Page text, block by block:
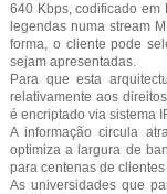
640 Kbps, codificado em
legendas numa stream
forma, o cliente pode
sejam apresentadas.
Para que esta
relativamente aos
é encriptado via sistema
A informação circula
optimiza a largura de
para centenas de
As universidades que